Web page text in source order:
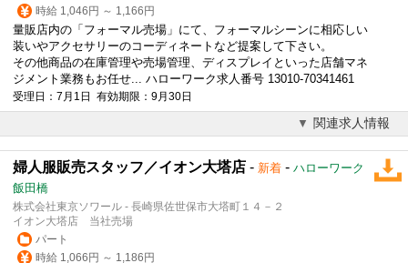
時給 1,046円 ～ 1,166円
量販店内の「フォーマル売場」にて、フォーマルシーンに相応しい
装いやアクセサリーのコーディネートなど提案して下さい。
その他商品の在庫管理や売場管理、ディスプレイといった店舗マネ
ジメント業務もお任せ... ハローワーク求人番号 13010-70341461
受理日：7月1日 有効期限：9月30日
関連求人情報
婦人服販売スタッフ／イオン大塔店 - 新着 - ハローワーク
飯田橋
株式会社東京ソワール - 長崎県佐世保市大塔町１４－２
イオン大塔店 当社売場
パート
時給 1,066円 ～ 1,186円